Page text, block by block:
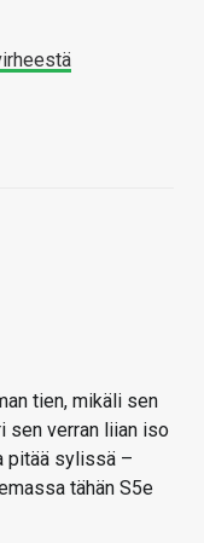
tien, mikäli sen
sen verran liian iso
pitää sylissä –
tähän S5e